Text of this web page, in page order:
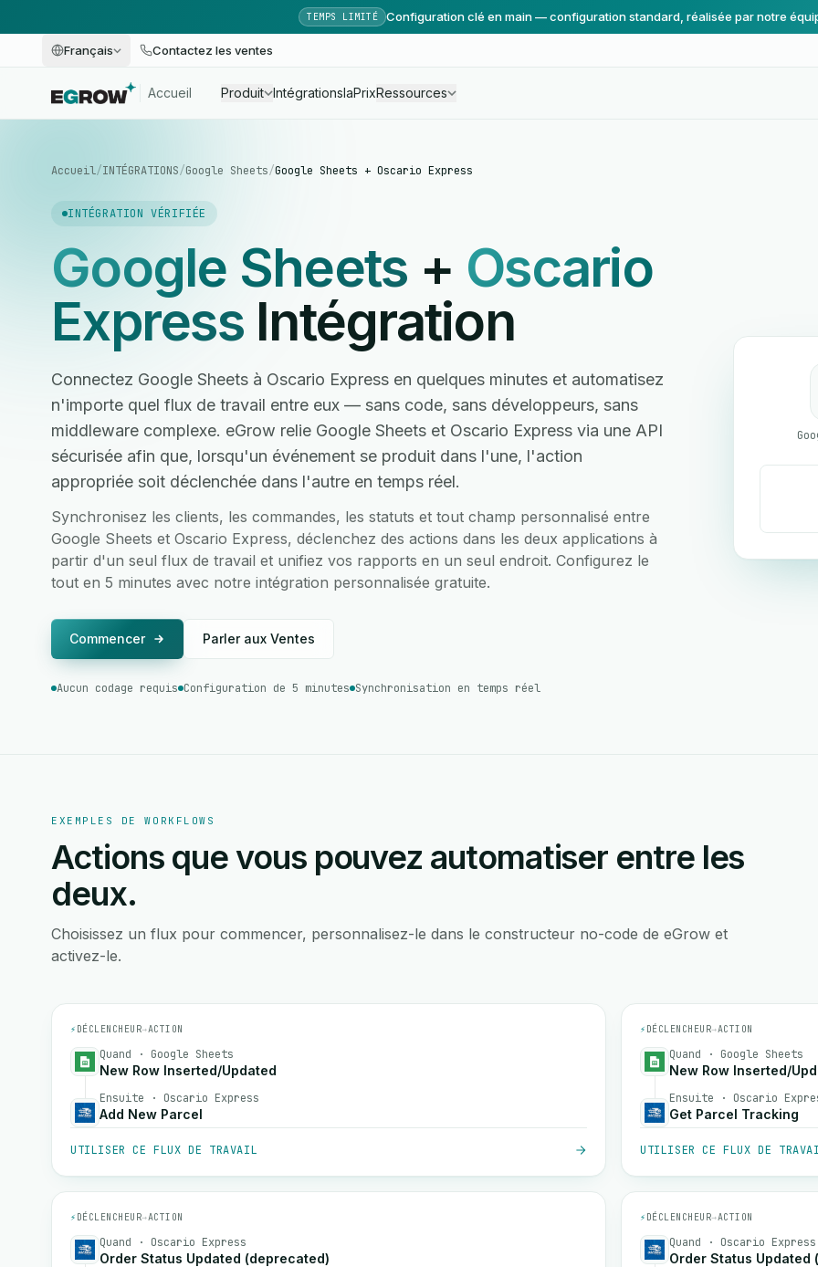
TEMPS LIMITÉ Configuration clé en main — configuration standard, réalisée par notre
Français Contactez les ventes
Accueil Produit IntégrationsIaPrixRessources
Accueil/INTÉGRATIONS/Google Sheets/Google Sheets + Oscario Express
INTÉGRATION VÉRIFIÉE
Google Sheets + Oscario
ExpressIntégration
Connectez Google Sheets à Oscario Express en quelques minutes et automatisez
n'importe quel flux de travail entre eux — sans code, sans développeurs, sans
middleware complexe. eGrow relie Google Sheets et Oscario Express via une API
sécurisée afin que, lorsqu'un événement se produit dans l'une, l'action
appropriée soit déclenchée dans l'autre en temps réel.
Synchronisez les clients, les commandes, les statuts et tout champ personnalisé entre
Google Sheets et Oscario Express, déclenchez des actions dans les deux applications à
partir d'un seul flux de travail et unifiez vos rapports en un seul endroit. Configurez le
tout en 5 minutes avec notre intégration personnalisée gratuite.
Commencer Parler aux Ventes
Aucun codage requis Configuration de 5 minutes Synchronisation en temps réel
EXEMPLES DE WORKFLOWS
Actions que vous pouvez automatiser entre les
deux.
Choisissez un flux pour commencer, personnalisez-le dans le constructeur no-code de eGrow et
activez-le.
⚡ DÉCLENCHEUR→ACTION
Quand · Google Sheets
New Row Inserted/Updated
Ensuite · Oscario Express
Add New Parcel
UTILISER CE FLUX DE TRAVAIL
⚡ DÉCLENCHEUR→ACTION
Quand · Google Sheets
New Row Inserted/
Ensuite · Oscario
Get Parcel Tracking
UTILISER CE FLUX DE
⚡ DÉCLENCHEUR→ACTION
Quand · Oscario Express
Order Status Updated (deprecated)
⚡ DÉCLENCHEUR→ACTION
Quand · Oscario Express
Order Status Updated